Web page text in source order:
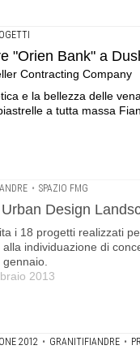
"Orien Bank" a
Contracting Company
e la bellezza delle
a tutta massa
• SPAZIO FMG
Design
i 18 progetti realizzati
individuazione di
2013
2012 • GRANITIFIANDRE •